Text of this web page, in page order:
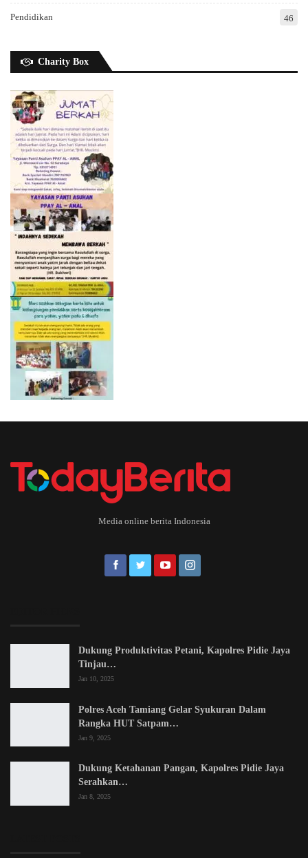
Pendidikan 46
Charity Box
Media online berita Indonesia
Dukung Produktivitas Petani, Kapolres Pidie Jaya
Tinjau…
Jan 10, 2025
Polres Aceh Tamiang Gelar Syukuran Dalam
Rangka HUT Satpam…
Jan 9, 2025
Dukung Ketahanan Pangan, Kapolres Pidie Jaya
Serahkan…
Jan 8, 2025